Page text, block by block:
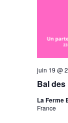
Bal des
juin 19 @
La Ferme
France